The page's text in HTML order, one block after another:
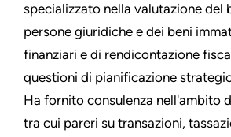
specializzato nella valutazione del
persone giuridiche e dei beni
finanziari e di rendicontazione
questioni di pianificazione
Ha fornito consulenza nell'ambito
tra cui pareri su transazioni,